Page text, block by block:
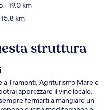
- 19.0 km
km
struttura
a Tramonti, Agriturismo Mare e
apprezzare il vino locale.
fermarti a mangiare un